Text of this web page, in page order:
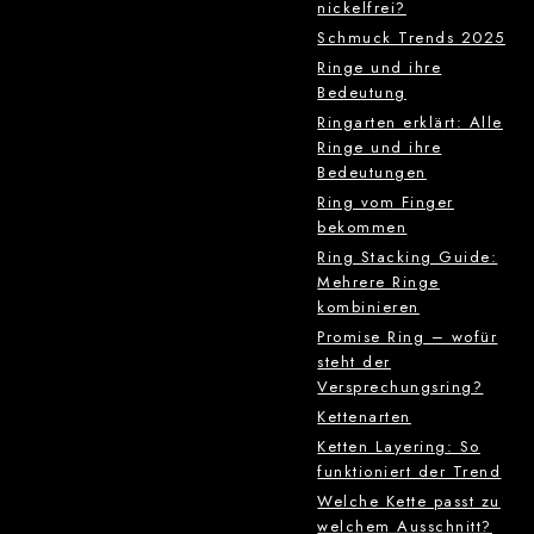
nickelfrei?
Schmuck Trends 2025
Ringe und ihre
Bedeutung
Ringarten erklärt: Alle
Ringe und ihre
Bedeutungen
Ring vom Finger
bekommen
Ring Stacking Guide:
Mehrere Ringe
kombinieren
Promise Ring – wofür
steht der
Versprechungsring?
Kettenarten
Ketten Layering: So
funktioniert der Trend
Welche Kette passt zu
welchem Ausschnitt?